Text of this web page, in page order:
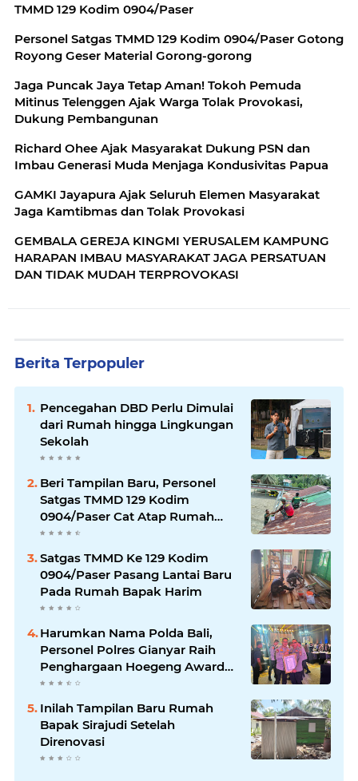
TMMD 129 Kodim 0904/Paser
Personel Satgas TMMD 129 Kodim 0904/Paser Gotong
Royong Geser Material Gorong-gorong
Jaga Puncak Jaya Tetap Aman! Tokoh Pemuda
Mitinus Telenggen Ajak Warga Tolak Provokasi,
Dukung Pembangunan
Richard Ohee Ajak Masyarakat Dukung PSN dan
Imbau Generasi Muda Menjaga Kondusivitas Papua
GAMKI Jayapura Ajak Seluruh Elemen Masyarakat
Jaga Kamtibmas dan Tolak Provokasi
GEMBALA GEREJA KINGMI YERUSALEM KAMPUNG
HARAPAN IMBAU MASYARAKAT JAGA PERSATUAN
DAN TIDAK MUDAH TERPROVOKASI
Berita Terpopuler
Pencegahan DBD Perlu Dimulai
dari Rumah hingga Lingkungan
Sekolah
Beri Tampilan Baru, Personel
Satgas TMMD 129 Kodim
0904/Paser Cat Atap Rumah
Marbot
Satgas TMMD Ke 129 Kodim
0904/Paser Pasang Lantai Baru
Pada Rumah Bapak Harim
Harumkan Nama Polda Bali,
Personel Polres Gianyar Raih
Penghargaan Hoegeng Awards
2026
Inilah Tampilan Baru Rumah
Bapak Sirajudi Setelah
Direnovasi